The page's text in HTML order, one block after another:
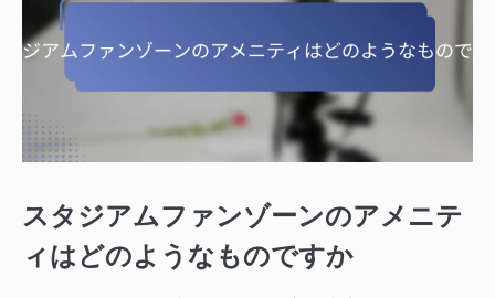
スタジアムファンゾーンのアメニテ
ィはどのようなものですか